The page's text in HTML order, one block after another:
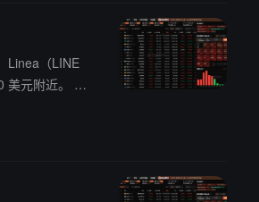
Linea（LINE
附近。 其
（HY